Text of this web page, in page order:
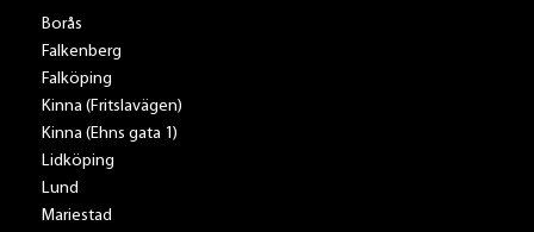
Borås
Falkenberg
Falköping
Kinna (Fritslavägen)
Kinna (Ehns gata 1)
Lidköping
Lund
Mariestad